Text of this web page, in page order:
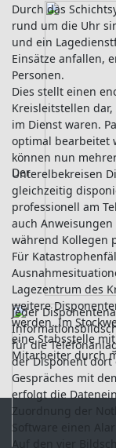
Durch das
rund um die Uhr
und ein
Einsätze anfallen,
Personen.
Dies stellt einen
Kreisleitstellen
im Dienst waren.
optimal bearbeitet
können nun
Unterelbekreisen
gleichzeitig
professionell am
auch
während Kollegen
Für
Lagezentrum des
weitere
werden. Im
eine Stabsstelle
Mitarbeiter durch
Jeder
für die
der Disponent dort
Gespräches mit
erfolgt die
Zuordnung der
Software einen
Auf den vier
Der